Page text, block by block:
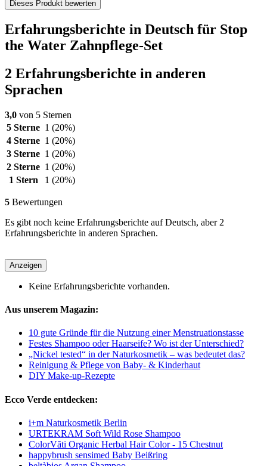
Dieses Produkt bewerten
Erfahrungsberichte in Deutsch für Stop
the Water Zahnpflege-Set
2 Erfahrungsberichte in anderen
Sprachen
3,0 von 5 Sternen
5 Sterne 1 (20%)
4 Sterne 1 (20%)
3 Sterne 1 (20%)
2 Sterne 1 (20%)
1 Stern
1 (20%)
5 Bewertungen
Es gibt noch keine Erfahrungsberichte auf Deutsch, aber 2
Erfahrungsberichte in anderen Sprachen.
Anzeigen
Keine Erfahrungsberichte vorhanden.
Aus unserem Magazin:
10 gute Gründe für die Nutzung einer Menstruationstasse
Festes Shampoo oder Haarseife? Wo ist der Unterschied?
„Nickel tested“ in der Naturkosmetik – was bedeutet das?
Reinigung & Pflege von Baby- & Kinderhaut
DIY Make-up-Rezepte
Ecco Verde entdecken:
i+m Naturkosmetik Berlin
URTEKRAM Soft Wild Rose Shampoo
ColorVãti Organic Herbal Hair Color - 15 Chestnut
happybrush sensimed Baby Beißring